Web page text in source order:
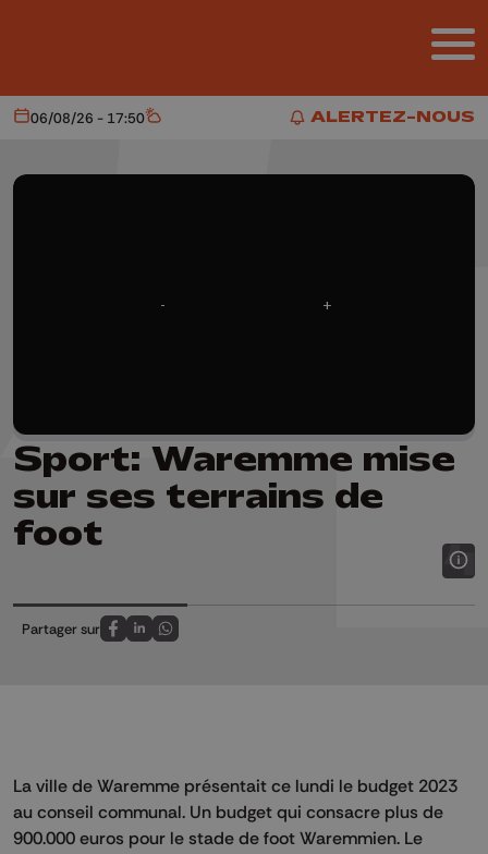
ALERTEZ-NOUS
ALERTEZ-NOUS
Aujourd'hui
06/08/26 - 17:50 Météo
Sport: Waremme mise
sur ses terrains de
foot
Partager sur
Partagez sur FaceBook
Partagez sur LinkedIn
Partagez sur Whatsapp
La ville de Waremme présentait ce lundi le budget 2023
au conseil communal. Un budget qui consacre plus de
900.000 euros pour le stade de foot Waremmien. Le